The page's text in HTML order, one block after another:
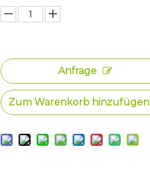
Anfrage
Zum Warenkorb hinzufügen